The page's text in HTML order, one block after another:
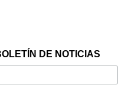
DE NOTICIAS